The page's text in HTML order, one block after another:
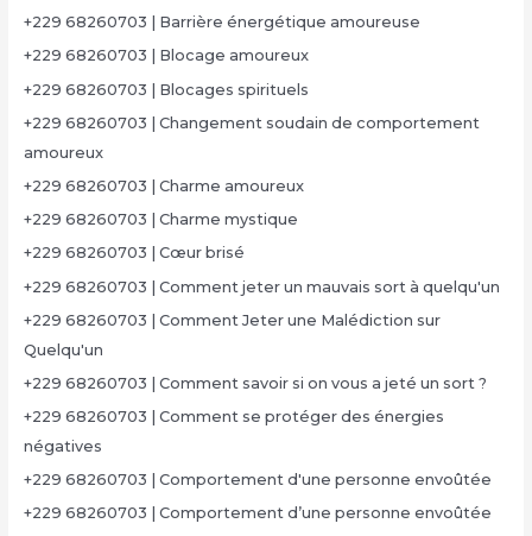
+229 68260703 | Barrière énergétique amoureuse
+229 68260703 | Blocage amoureux
+229 68260703 | Blocages spirituels
+229 68260703 | Changement soudain de comportement
amoureux
+229 68260703 | Charme amoureux
+229 68260703 | Charme mystique
+229 68260703 | Cœur brisé
+229 68260703 | Comment jeter un mauvais sort à quelqu'un
+229 68260703 | Comment Jeter une Malédiction sur
Quelqu'un
+229 68260703 | Comment savoir si on vous a jeté un sort ?
+229 68260703 | Comment se protéger des énergies
négatives
+229 68260703 | Comportement d'une personne envoûtée
+229 68260703 | Comportement d’une personne envoûtée